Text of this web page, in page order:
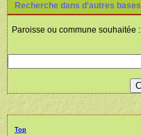
Recherche dans d'autres bases
Paroisse ou commune souhaitée :
Top